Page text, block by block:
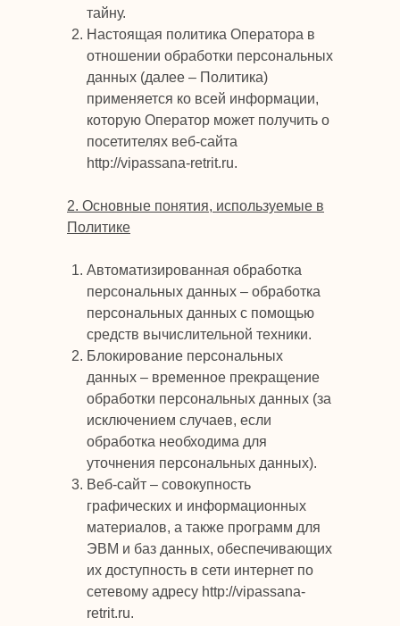
тайну.
Настоящая политика Оператора в
отношении обработки персональных
данных (далее – Политика)
применяется ко всей информации,
которую Оператор может получить о
посетителях веб-сайта
http://vipassana-retrit.ru.
2. Основные понятия, используемые в
Политике
Автоматизированная обработка
персональных данных – обработка
персональных данных с помощью
средств вычислительной техники.
Блокирование персональных
данных – временное прекращение
обработки персональных данных (за
исключением случаев, если
обработка необходима для
уточнения персональных данных).
Веб-сайт – совокупность
графических и информационных
материалов, а также программ для
ЭВМ и баз данных, обеспечивающих
их доступность в сети интернет по
сетевому адресу http://vipassana-
retrit.ru.